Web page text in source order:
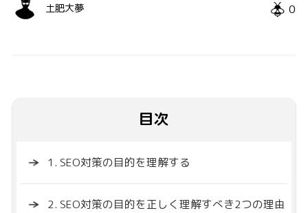
土肥大夢 0
目次
1. SEO対策の目的を理解する
2. SEO対策の目的を正しく理解すべき2つの理由